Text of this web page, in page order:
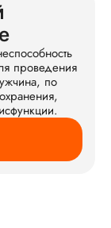
проведения
по